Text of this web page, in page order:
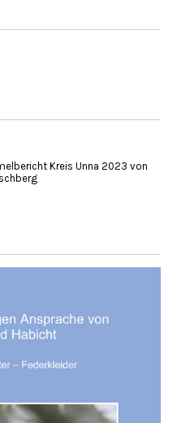
Kreis Unna 2023 von